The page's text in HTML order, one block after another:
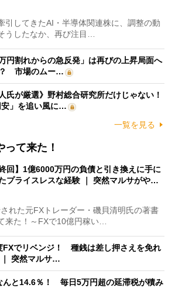
してきたAI・半導体関連株に、調整の動
うしたなか、再び注目…
円割れからの急反発」は再びの上昇局面へ
？ 市場のムー…
氏が厳選》野村総合研究所だけじゃない！
安」を追い風に…
一覧を見る
って来た！
終回】1億6000万円の負債と引き換えに手に
プライスレスな経験 ｜ 突然マルサがや…
れた元FXトレーダー・磯貝清明氏の著書
来た！～FXで10億円稼い…
FXでリベンジ！ 種銭は差し押さえを免れ
突然マルサ…
んと14.6％！ 毎日5万円超の延滞税が積み